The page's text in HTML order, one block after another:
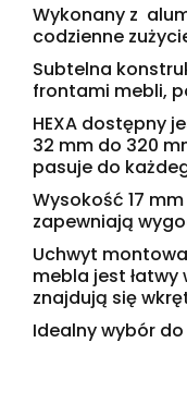
Wykonany z
codzienne
Subtelna
frontami mebli,
HEXA dostępny
32 mm do 320
pasuje do
Wysokość 17
zapewniają
Uchwyt
mebla jest
znajdują się
Idealny wybór